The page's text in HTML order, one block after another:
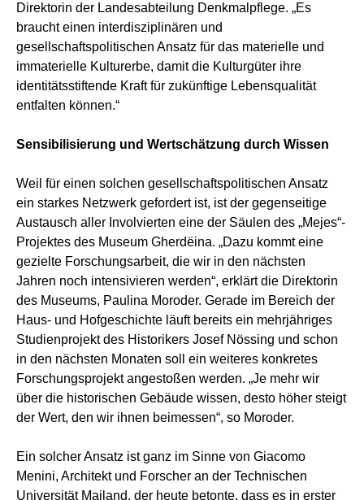
Direktorin der Landesabteilung Denkmalpflege. „Es
braucht einen interdisziplinären und
gesellschaftspolitischen Ansatz für das materielle und
immaterielle Kulturerbe, damit die Kulturgüter ihre
identitätsstiftende Kraft für zukünftige Lebensqualität
entfalten können.“
Sensibilisierung und Wertschätzung durch Wissen
Weil für einen solchen gesellschaftspolitischen Ansatz
ein starkes Netzwerk gefordert ist, ist der gegenseitige
Austausch aller Involvierten eine der Säulen des „Mejes“-
Projektes des Museum Gherdëina. „Dazu kommt eine
gezielte Forschungsarbeit, die wir in den nächsten
Jahren noch intensivieren werden“, erklärt die Direktorin
des Museums, Paulina Moroder. Gerade im Bereich der
Haus- und Hofgeschichte läuft bereits ein mehrjähriges
Studienprojekt des Historikers Josef Nössing und schon
in den nächsten Monaten soll ein weiteres konkretes
Forschungsprojekt angestoßen werden. „Je mehr wir
über die historischen Gebäude wissen, desto höher steigt
der Wert, den wir ihnen beimessen“, so Moroder.
Ein solcher Ansatz ist ganz im Sinne von Giacomo
Menini, Architekt und Forscher an der Technischen
Universität Mailand, der heute betonte, dass es in erster